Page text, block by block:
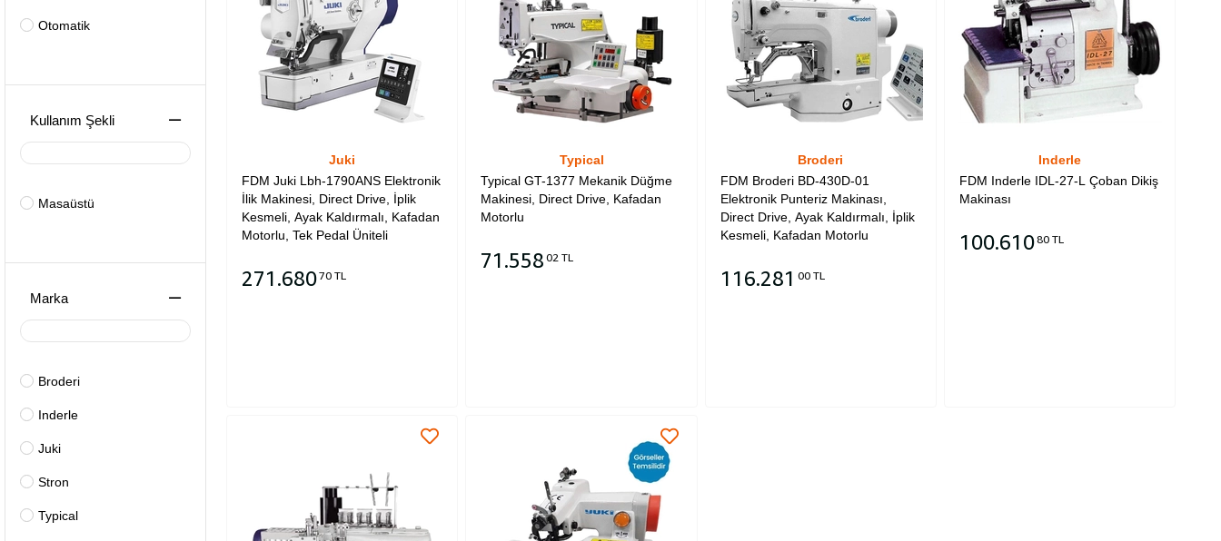
Otomatik
Kullanım Şekli
Masaüstü
Marka
Broderi
Inderle
Juki
Stron
Typical
Juki
FDM Juki Lbh-1790ANS Elektronik
İlik Makinesi, Direct Drive, İplik
Kesmeli, Ayak Kaldırmalı, Kafadan
Motorlu, Tek Pedal Üniteli
271.68070 TL
Typical
Typical GT-1377 Mekanik Düğme
Makinesi, Direct Drive, Kafadan
Motorlu
71.558 02 TL
Broderi
FDM Broderi BD-430D-01
Elektronik Punteriz Makinası,
Direct Drive, Ayak Kaldırmalı, İplik
Kesmeli, Kafadan Motorlu
116.281 00 TL
Inderle
FDM Inderle IDL-27-L Çoban Dikiş
Makinası
100.61080 TL